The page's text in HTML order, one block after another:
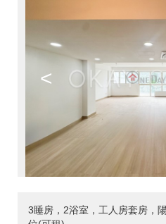
<
3睡房，2浴室，工人房套房，